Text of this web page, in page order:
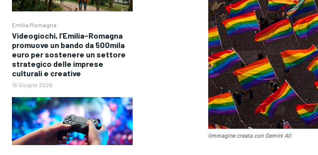
Emilia Romagna
Videogiochi, l’Emilia-Romagna
promuove un bando da 500mila
euro per sostenere un settore
strategico delle imprese
culturali e creative
16 Giugno 2026
(Immagine creata con Gemini AI)